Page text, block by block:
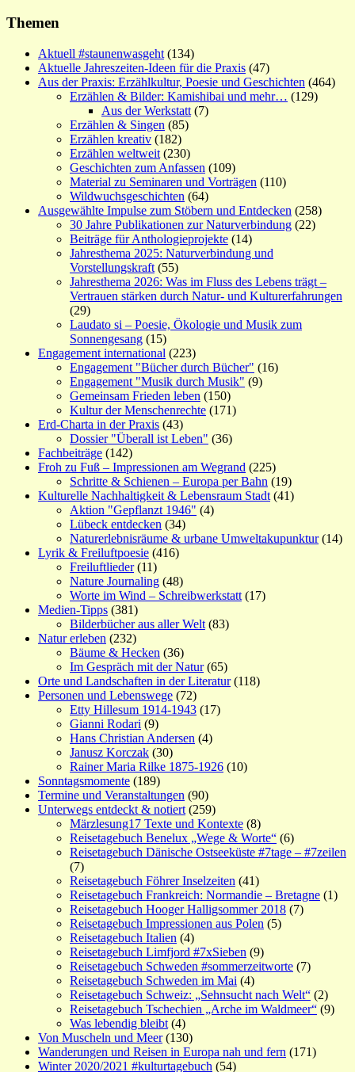
Themen
Aktuell #staunenwasgeht (134)
Aktuelle Jahreszeiten-Ideen für die Praxis (47)
Aus der Praxis: Erzählkultur, Poesie und Geschichten (464)
Erzählen & Bilder: Kamishibai und mehr… (129)
Aus der Werkstatt (7)
Erzählen & Singen (85)
Erzählen kreativ (182)
Erzählen weltweit (230)
Geschichten zum Anfassen (109)
Material zu Seminaren und Vorträgen (110)
Wildwuchsgeschichten (64)
Ausgewählte Impulse zum Stöbern und Entdecken (258)
30 Jahre Publikationen zur Naturverbindung (22)
Beiträge für Anthologieprojekte (14)
Jahresthema 2025: Naturverbindung und
Vorstellungskraft (55)
Jahresthema 2026: Was im Fluss des Lebens trägt –
Vertrauen stärken durch Natur- und Kulturerfahrungen
(29)
Laudato si – Poesie, Ökologie und Musik zum
Sonnengesang (15)
Engagement international (223)
Engagement "Bücher durch Bücher" (16)
Engagement "Musik durch Musik" (9)
Gemeinsam Frieden leben (150)
Kultur der Menschenrechte (171)
Erd-Charta in der Praxis (43)
Dossier "Überall ist Leben" (36)
Fachbeiträge (142)
Froh zu Fuß – Impressionen am Wegrand (225)
Schritte & Schienen – Europa per Bahn (19)
Kulturelle Nachhaltigkeit & Lebensraum Stadt (41)
Aktion "Gepflanzt 1946" (4)
Lübeck entdecken (34)
Naturerlebnisräume & urbane Umweltakupunktur(14)
Lyrik & Freiluftpoesie (416)
Freiluftlieder(11)
Nature Journaling (48)
Worte im Wind – Schreibwerkstatt (17)
Medien-Tipps (381)
Bilderbücher aus aller Welt (83)
Natur erleben (232)
Bäume & Hecken (36)
Im Gespräch mit der Natur(65)
Orte und Landschaften in der Literatur(118)
Personen und Lebenswege (72)
Etty Hillesum 1914-1943 (17)
Gianni Rodari (9)
Hans Christian Andersen (4)
Janusz Korczak (30)
Rainer Maria Rilke 1875-1926 (10)
Sonntagsmomente (189)
Termine und Veranstaltungen (90)
Unterwegs entdeckt & notiert (259)
Märzlesung17 Texte und Kontexte (8)
Reisetagebuch Benelux „Wege & Worte“ (6)
Reisetagebuch Dänische Ostseeküste #7tage – #7zeilen
(7)
Reisetagebuch Föhrer Inselzeiten (41)
Reisetagebuch Frankreich: Normandie – Bretagne (1)
Reisetagebuch Hooger Halligsommer 2018 (7)
Reisetagebuch Impressionen aus Polen (5)
Reisetagebuch Italien (4)
Reisetagebuch Limfjord #7xSieben (9)
Reisetagebuch Schweden #sommerzeitworte (7)
Reisetagebuch Schweden im Mai (4)
Reisetagebuch Schweiz: „Sehnsucht nach Welt“ (2)
Reisetagebuch Tschechien „Arche im Waldmeer“ (9)
Was lebendig bleibt (4)
Von Muscheln und Meer(130)
Wanderungen und Reisen in Europa nah und fern (171)
Winter 2020/2021 #kulturtagebuch (54)